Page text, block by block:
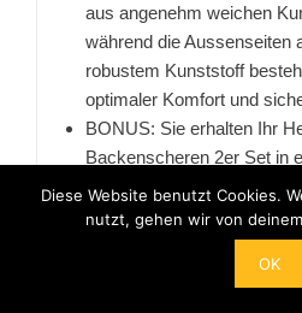
aus angenehm weichen
während die Aussenseiten
robustem Kunststoff
optimaler Komfort und
BONUS: Sie erhalten Ihr
Backenscheren 2er Set in
verarbeiteten
auch das ideale Geschenk
zu Weihnachten. Als
Sie zusätzlich den leichten
Diese Website benutzt Cookies.
nutzt, gehen wir von
OK